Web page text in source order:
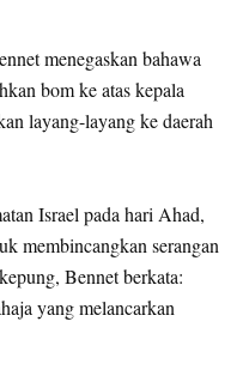
menegaskan bahawa
bom ke atas kepala
layang-layang ke daerah
Israel pada hari Ahad,
membincangkan serangan
Bennet berkata:
yang melancarkan